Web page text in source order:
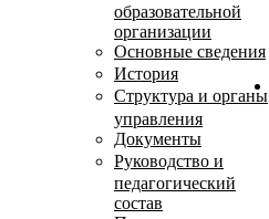
образовательной
организации
Основные сведения
История
Структура и органы
управления
Документы
Руководство и
педагогический
состав